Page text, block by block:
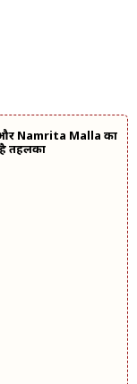
Namrita Malla का
है तहलका